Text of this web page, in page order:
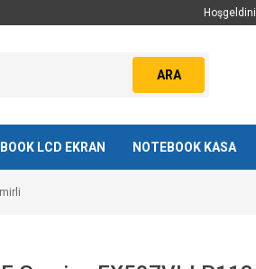
ARA
LCD EKRAN NOTEBOOK KASA